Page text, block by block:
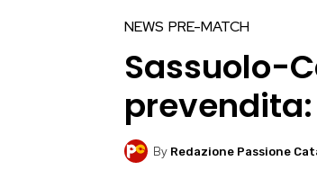
NEWS PRE-MATCH
Sassuolo-
By Redazione Passione